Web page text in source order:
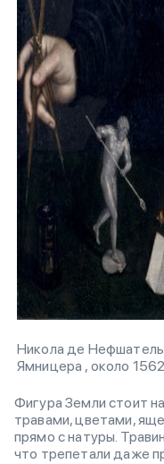
Никола де
Ямницера , около
Фигура Земли стоит
травами, цветами,
прямо с натуры.
что трепетали даже